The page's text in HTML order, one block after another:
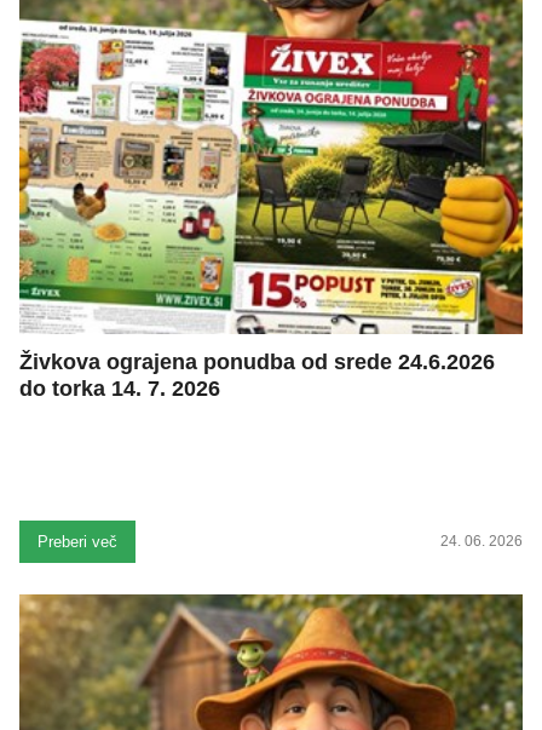
Živkova ograjena ponudba od srede 24.6.2026
do torka 14. 7. 2026
Preberi več 24. 06. 2026